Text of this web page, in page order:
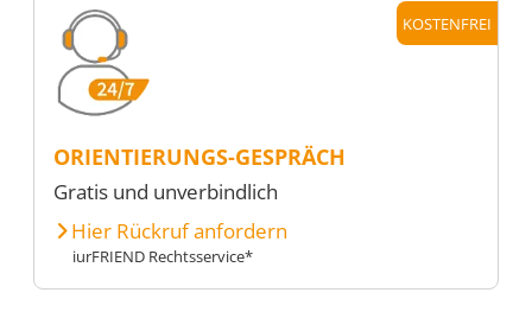
KOSTENFREI
ORIENTIERUNGS-GESPRÄCH
Gratis und unverbindlich
Hier Rückruf anfordern
iurFRIEND Rechtsservice*